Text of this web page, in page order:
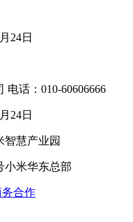
24日
话：010-60606666
24日
智慧产业园
小米华东总部
务合作